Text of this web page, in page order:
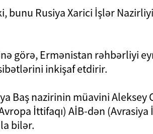
bunu Rusiya Xarici İşlər
görə, Ermənistan rəhbərliyi
inkişaf etdirir.
Baş nazirinin müavini
İttifaqı) AİB-dən
bilər.